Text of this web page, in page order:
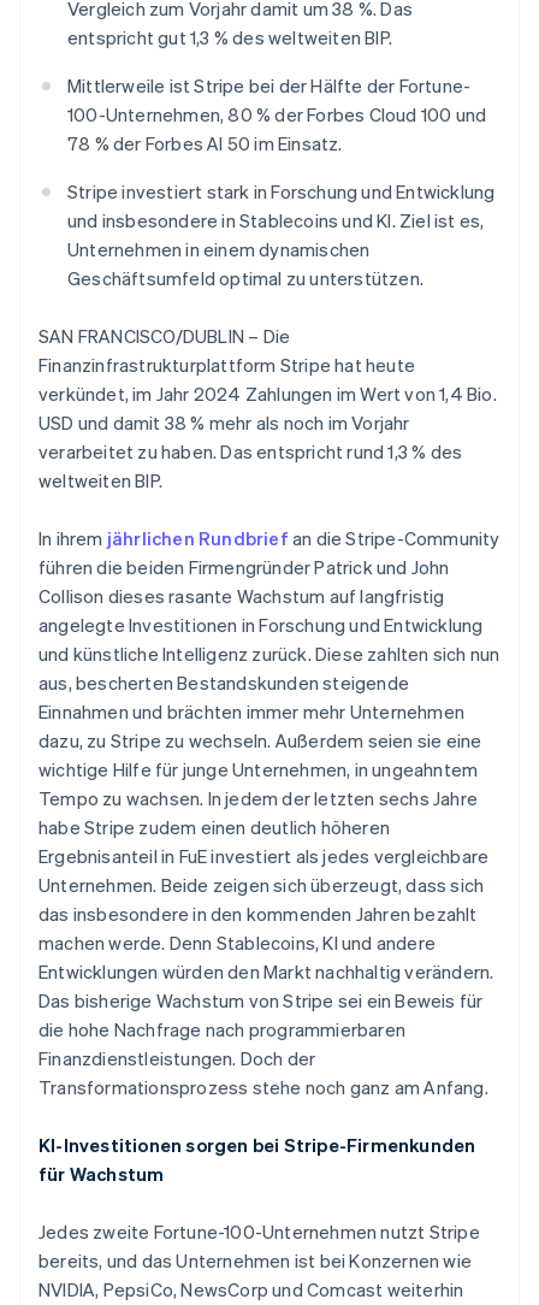
Betrugsprävention
Atlas
CO₂-Entnahme
Stripe-Sessions 2026
Erfahren Sie, wie Stripe Lösungen für die
Ecosystem
Stripe App-Marktplatz
Vergleich zum Vorjahr damit um 38 %. Das
entspricht gut 1,3 % des weltweiten BIP.
Mittlerweile ist Stripe bei der Hälfte der Fortune-
100-Unternehmen, 80 % der Forbes Cloud 100 und
78 % der Forbes AI 50 im Einsatz.
Stripe investiert stark in Forschung und Entwicklung
und insbesondere in Stablecoins und KI. Ziel ist es,
Unternehmen in einem dynamischen
Geschäftsumfeld optimal zu unterstützen.
SAN FRANCISCO/DUBLIN – Die
Finanzinfrastrukturplattform Stripe hat heute
verkündet, im Jahr 2024 Zahlungen im Wert von 1,4 Bio.
USD und damit 38 % mehr als noch im Vorjahr
verarbeitet zu haben. Das entspricht rund 1,3 % des
weltweiten BIP.
In ihrem jährlichen Rundbrief an die Stripe-Community
führen die beiden Firmengründer Patrick und John
Collison dieses rasante Wachstum auf langfristig
angelegte Investitionen in Forschung und Entwicklung
und künstliche Intelligenz zurück. Diese zahlten sich nun
aus, bescherten Bestandskunden steigende
Einnahmen und brächten immer mehr Unternehmen
dazu, zu Stripe zu wechseln. Außerdem seien sie eine
wichtige Hilfe für junge Unternehmen, in ungeahntem
Tempo zu wachsen. In jedem der letzten sechs Jahre
habe Stripe zudem einen deutlich höheren
Ergebnisanteil in FuE investiert als jedes vergleichbare
Unternehmen. Beide zeigen sich überzeugt, dass sich
das insbesondere in den kommenden Jahren bezahlt
machen werde. Denn Stablecoins, KI und andere
Entwicklungen würden den Markt nachhaltig verändern.
Das bisherige Wachstum von Stripe sei ein Beweis für
die hohe Nachfrage nach programmierbaren
Finanzdienstleistungen. Doch der
Transformationsprozess stehe noch ganz am Anfang.
KI-Investitionen sorgen bei Stripe-Firmenkunden
für Wachstum
Jedes zweite Fortune-100-Unternehmen nutzt Stripe
bereits, und das Unternehmen ist bei Konzernen wie
NVIDIA, PepsiCo, NewsCorp und Comcast weiterhin